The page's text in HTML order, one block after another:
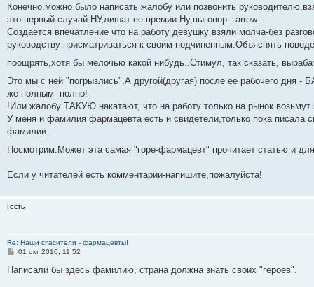
Конечно,можно было написать жалобу или позвонить
это первый случай.НУ,лишат ее премии.Ну,выговор. :arrow:
Создается впечатление что на работу девушку взяли молча-без
руководству присматриваться к своим подчиненным.Объяснять
поощрять,хотя бы мелочью какой нибудь..Стимул, так сказать,
Это мы с ней "погрызлись",А другой(другая) после ее рабочего дня -
же полным- полно!
!Или жалобу ТАКУЮ накатают, что на работу только на рынок возьмут
У меня и фамилия фармацевта есть и свидетели,только пока писала
фамилии...
Посмотрим.Может эта самая "горе-фармацевт" прочитает статью и
Если у читателей есть комментарии-напишите,пожалуйста!
Гость
Re: Наши спасители - фармацевты!
С
о
01 окт 2010, 11:52
Написали бы здесь фамилию, страна должна знать своих "героев".